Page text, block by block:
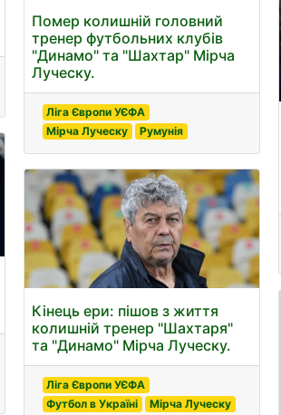
Помер колишній головний
тренер футбольних клубів
"Динамо" та "Шахтар" Мірча
Луческу.
Ліга Європи УЄФА
Мірча Луческу
Румунія
Кінець ери: пішов з життя
колишній тренер "Шахтаря"
та "Динамо" Мірча Луческу.
Ліга Європи УЄФА
Футбол в Україні
Мірча Луческу